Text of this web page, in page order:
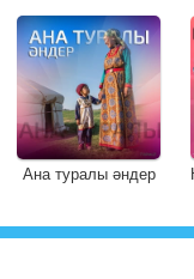
Ана туралы әндер